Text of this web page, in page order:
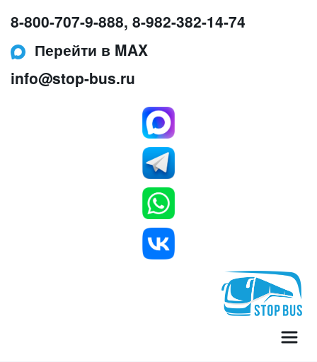
8-800-707-9-888, 8-982-382-14-74
Перейти в MAX
info@stop-bus.ru